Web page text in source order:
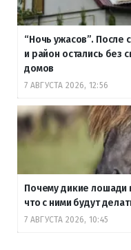
“Ночь ужасов”. После
и район остались без
домов
7 АВГУСТА 2026, 12:56
Почему дикие лошади
что с ними будут
7 АВГУСТА 2026, 10:45